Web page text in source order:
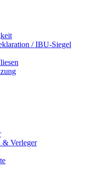
/ IBU-Siegel
& Verleger